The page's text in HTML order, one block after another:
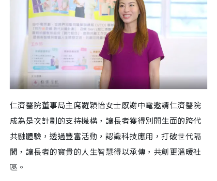
仁濟醫院董事局主席羅穎怡女士感謝中電邀請仁濟醫院
成為是次計劃的支持機構，讓長者獲得別開生面的跨代
共融體驗，透過豐富活動，認識科技應用，打破世代隔
閡，讓長者的寶貴的人生智慧得以承傳，共創更溫暖社
區。